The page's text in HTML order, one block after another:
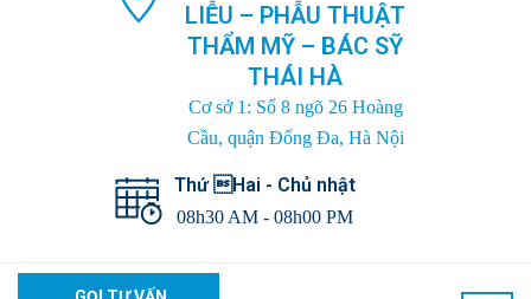
LIỄU – PHẪU THUẬT
THẨM MỸ – BÁC SỸ
THÁI HÀ
Cơ sở 1: Số 8 ngõ 26 Hoàng
Cầu, quận Đống Đa, Hà Nội
Thứ Hai - Chủ nhật
08h30 AM - 08h00 PM